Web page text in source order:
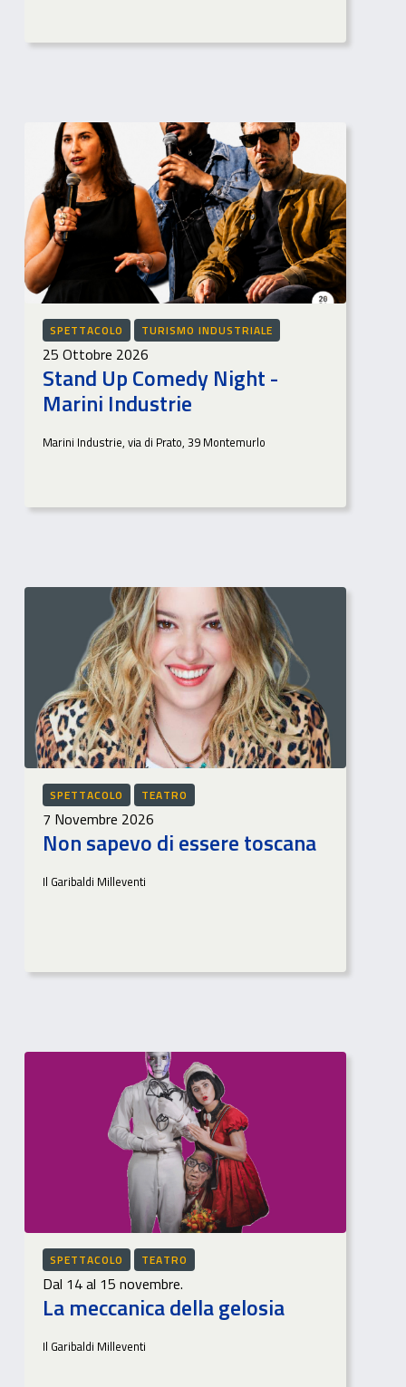
SPETTACOLO TURISMO INDUSTRIALE
25 Ottobre 2026
Stand Up Comedy Night -
Marini Industrie
Marini Industrie, via di Prato, 39 Montemurlo
SPETTACOLO TEATRO
7 Novembre 2026
Non sapevo di essere toscana
Il Garibaldi Milleventi
SPETTACOLO TEATRO
Dal 14 al 15 novembre.
La meccanica della gelosia
Il Garibaldi Milleventi